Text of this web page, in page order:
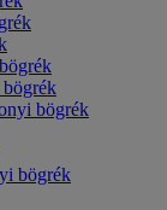
bögrék
bögrék